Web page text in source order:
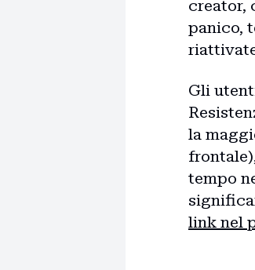
creator,
panico,
Gli
la
tempo
link nel